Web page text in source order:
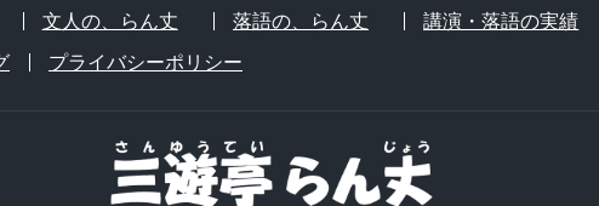
文人の、らん丈 落語の、らん丈 講演・落語の実績
プライバシーポリシー